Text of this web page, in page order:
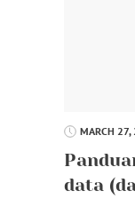
MARCH
data